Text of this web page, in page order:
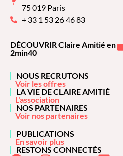
75 019 Paris
+ 33 1 53 26 46 83
DÉCOUVRIR Claire Amitié en
2min40
NOUS RECRUTONS
Voir les offres
LA VIE DE CLAIRE AMITIÉ
L'association
NOS PARTENAIRES
Voir nos partenaires
PUBLICATIONS
En savoir plus
RESTONS CONNECTÉS